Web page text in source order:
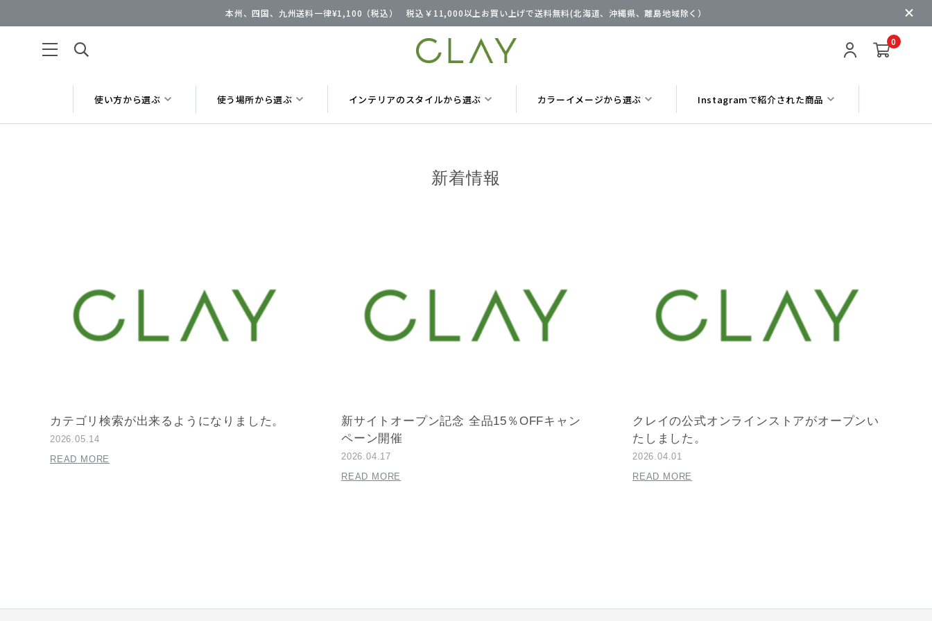
本州、四国、九州送料一律¥1,100（税込） 税込￥11,000以上お買い上げで送料無料(北海道、沖縄県、離島地域除く）
0
使い方から選ぶ 使う場所から選ぶ インテリアのスタイルから選ぶ カラーイメージから選ぶ Instagramで紹介された商品
新着情報
カテゴリ検索が出来るようになりました。
2026.05.14
READ MORE
新サイトオープン記念 全品15％OFFキャン
ペーン開催
2026.04.17
READ MORE
クレイの公式オンラインストアがオープンい
たしました。
2026.04.01
READ MORE